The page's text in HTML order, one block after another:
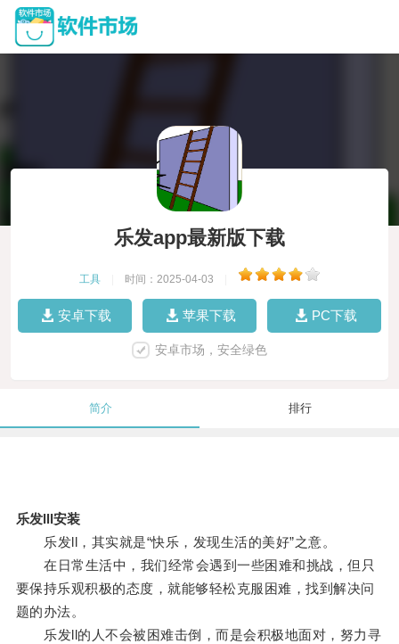
乐发app最新版下载
工具 时间：2025-04-03
安卓下载 苹果下载 PC下载
安卓市场，安全绿色
简介 排行
乐发lll安装
乐发ll，其实就是“快乐，发现生活的美好”之意。
在日常生活中，我们经常会遇到一些困难和挑战，但只
要保持乐观积极的态度，就能够轻松克服困难，找到解决问
题的办法。
乐发ll的人不会被困难击倒，而是会积极地面对，努力寻